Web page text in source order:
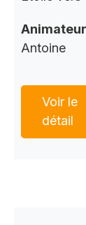
Antoine
Voir le
détail